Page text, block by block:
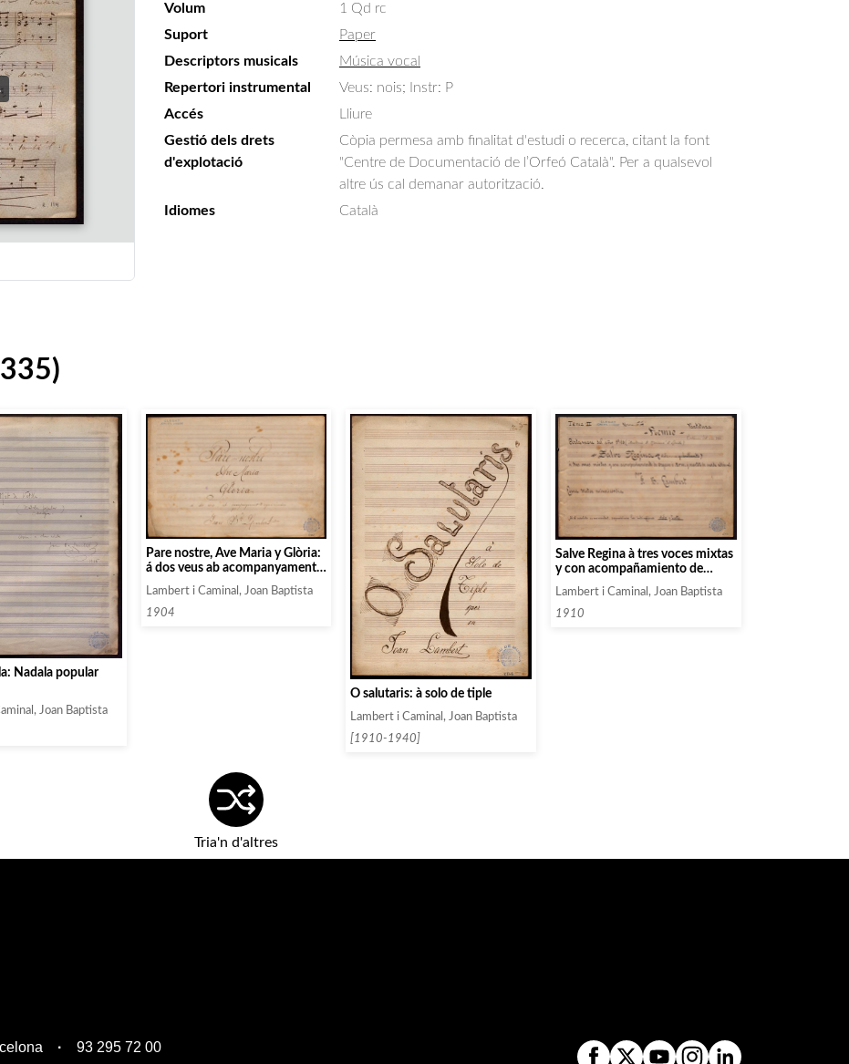
Volum
1 Qd rc
Suport
Paper
Descriptors musicals
Música vocal
Repertori instrumental
Veus: nois; Instr: P
Accés
Lliure
Gestió dels drets
d'explotació
Còpia permesa amb finalitat d'estudi o recerca, citant la font
"Centre de Documentació de l’Orfeó Català". Per a qualsevol
altre ús cal demanar autorització.
Idiomes
Català
Nadala popular
Joan Baptista
Pare nostre, Ave Maria y Glòria:
á dos veus ab acompanyament
d’orgue u armònium
Lambert i Caminal, Joan Baptista
1904
O salutaris: à solo de tiple
Lambert i Caminal, Joan Baptista
[1910-1940]
Salve Regina à tres voces mixtas
y con acompañamiento de
órgano ó arm. Y cuarteto de
cuerda adicional
Lambert i Caminal, Joan Baptista
1910
Tria'n d'altres
93 295 72 00